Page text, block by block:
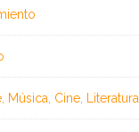
Música, Cine, Literatura